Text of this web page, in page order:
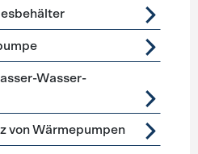
Wasser-
von Wärmepumpen